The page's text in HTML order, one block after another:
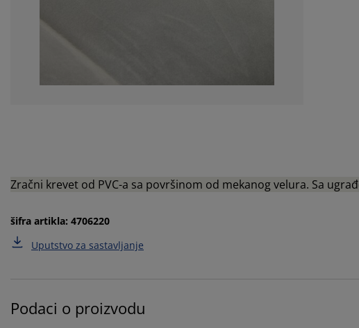
Zračni krevet od PVC-a sa površinom od mekanog velura. Sa
šifra artikla: 4706220
Uputstvo za sastavljanje
Podaci o proizvodu